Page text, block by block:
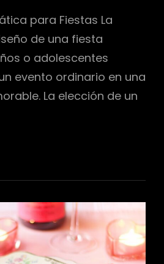
para Fiestas La
de una fiesta
o adolescentes
evento ordinario en una
La elección de un